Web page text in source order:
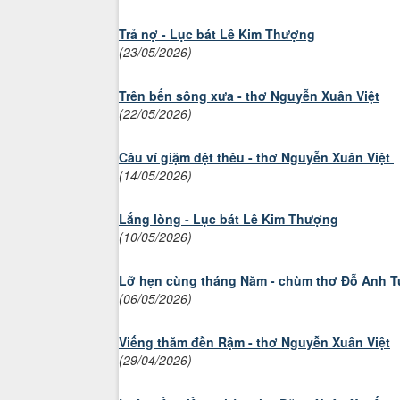
Trả nợ - Lục bát Lê Kim Thượng
(23/05/2026)
Trên bến sông xưa - thơ Nguyễn Xuân Việt
(22/05/2026)
Câu ví giặm dệt thêu - thơ Nguyễn Xuân Việt
(14/05/2026)
Lắng lòng - Lục bát Lê Kim Thượng
(10/05/2026)
Lỡ hẹn cùng tháng Năm - chùm thơ Đỗ Anh
(06/05/2026)
Viếng thăm đền Rậm - thơ Nguyễn Xuân Việt
(29/04/2026)